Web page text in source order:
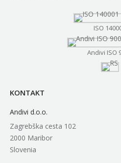
ISO
Andivi ISO
KONTAKT
Andivi d.o.o.
Zagrebška cesta 102
2000 Maribor
Slovenia